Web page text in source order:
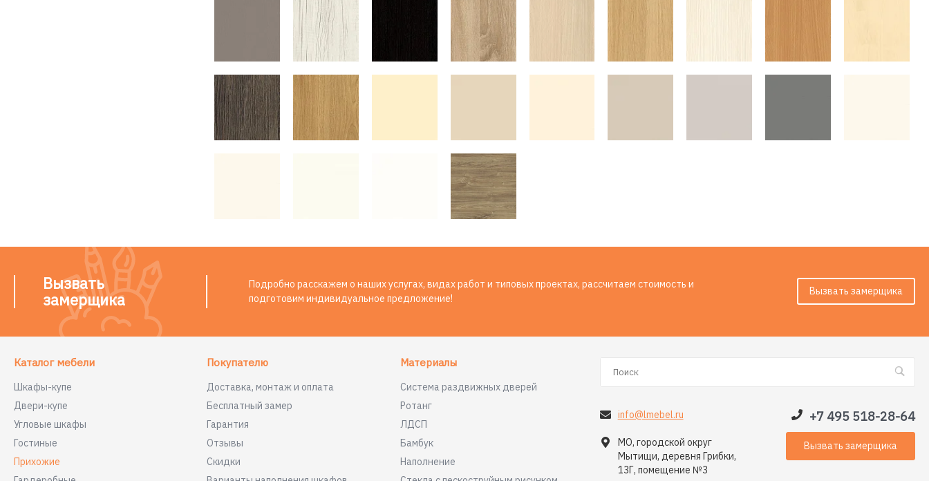
Вызвать
замерщика
Подробно расскажем о наших услугах, видах работ и типовых проектах, рассчитаем стоимость и
подготовим индивидуальное предложение!
Вызвать замерщика
Каталог мебели
Шкафы-купе
Двери-купе
Угловые шкафы
Гостиные
Прихожие
Покупателю
Доставка, монтаж и оплата
Бесплатный замер
Гарантия
Отзывы
Скидки
Материалы
Система раздвижных дверей
Ротанг
ЛДСП
Бамбук
Наполнение
info@lmebel.ru
МО, городской округ
Мытищи, деревня Грибки,
13Г, помещение №3
+7 495 518-28-64
Вызвать замерщика